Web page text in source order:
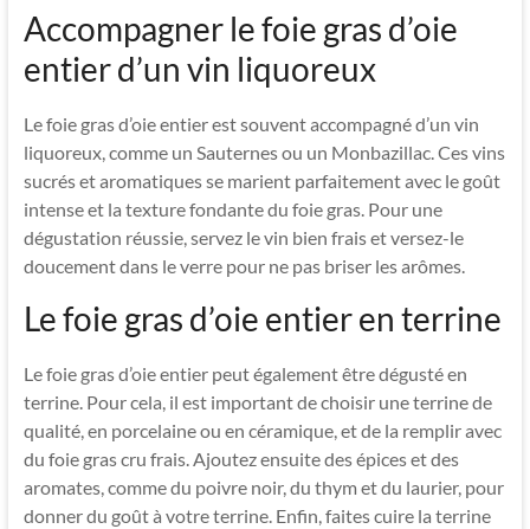
Accompagner le foie gras d’oie
entier d’un vin liquoreux
Le foie gras d’oie entier est souvent accompagné d’un vin
liquoreux, comme un Sauternes ou un Monbazillac. Ces vins
sucrés et aromatiques se marient parfaitement avec le goût
intense et la texture fondante du foie gras. Pour une
dégustation réussie, servez le vin bien frais et versez-le
doucement dans le verre pour ne pas briser les arômes.
Le foie gras d’oie entier en terrine
Le foie gras d’oie entier peut également être dégusté en
terrine. Pour cela, il est important de choisir une terrine de
qualité, en porcelaine ou en céramique, et de la remplir avec
du foie gras cru frais. Ajoutez ensuite des épices et des
aromates, comme du poivre noir, du thym et du laurier, pour
donner du goût à votre terrine. Enfin, faites cuire la terrine